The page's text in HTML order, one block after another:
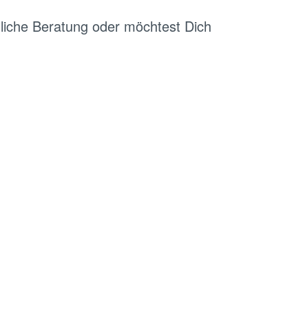
Beratung oder möchtest Dich